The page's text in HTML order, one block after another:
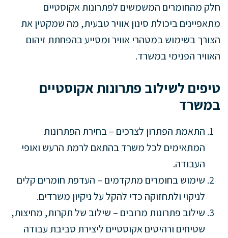
חלק מהחומרים המשמשים לפתרונות אקוסטיים
מתאפיינים ביכולת סינון אוויר טבעית, מה שמקטין את
הצורך בשימוש במטהרי אוויר ומסייע בהפחתת זיהום
האוויר הפנימי במשרד.
טיפים לשילוב פתרונות אקוסטיים
במשרד
התאמת הפתרון לצרכים – בחירת הפתרונות
המתאימים לכל משרד בהתאם לרמת הרעש ואופי
העבודה.
שימוש בחומרים מתקדמים – העדפת חומרים קלים
לניקוי ולתחזוקה כדי להקל על ניקיון משרדים.
שילוב פתרונות מרובים – שילוב של תקרות, מחיצות,
שטיחים ורהיטים אקוסטיים ליצירת סביבת עבודה